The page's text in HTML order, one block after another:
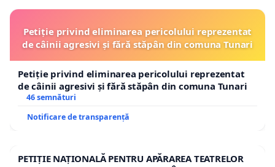
Petiție privind eliminarea pericolului reprezentat
de câinii agresivi și fără stăpân din comuna Tunari
Petiție privind eliminarea pericolului reprezentat
de câinii agresivi și fără stăpân din comuna Tunari
46 semnături
Notificare de transparență
PETIȚIE NAȚIONALĂ PENTRU APĂRAREA TEATRELOR